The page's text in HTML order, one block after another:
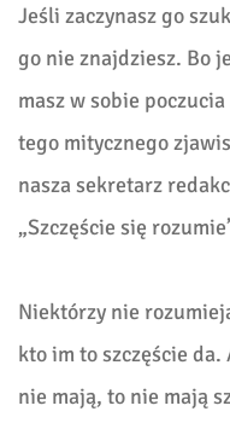
Jeśli zaczynasz go
go nie znajdziesz. Bo
masz w sobie
tego mitycznego
nasza sekretarz
„Szczęście się
Niektórzy nie
kto im to szczęście
nie mają, to nie mają